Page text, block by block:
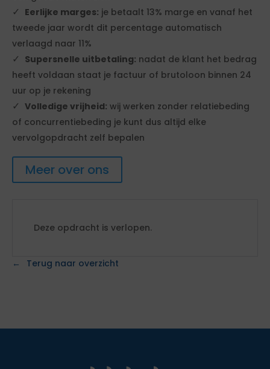
Eerlijke marges: je betaalt 13% marge en vanaf het
tweede jaar wordt dit percentage automatisch
verlaagd naar 11%
Supersnelle uitbetaling: nadat de klant het bedrag
heeft voldaan staat je factuur of brutoloon binnen 24
uur op je rekening
Volledige vrijheid: wij werken zonder relatiebeding
of concurrentiebeding je kunt dus altijd elke
vervolgopdracht zelf bepalen
Meer over ons
Deze opdracht is verlopen.
Terug naar overzicht